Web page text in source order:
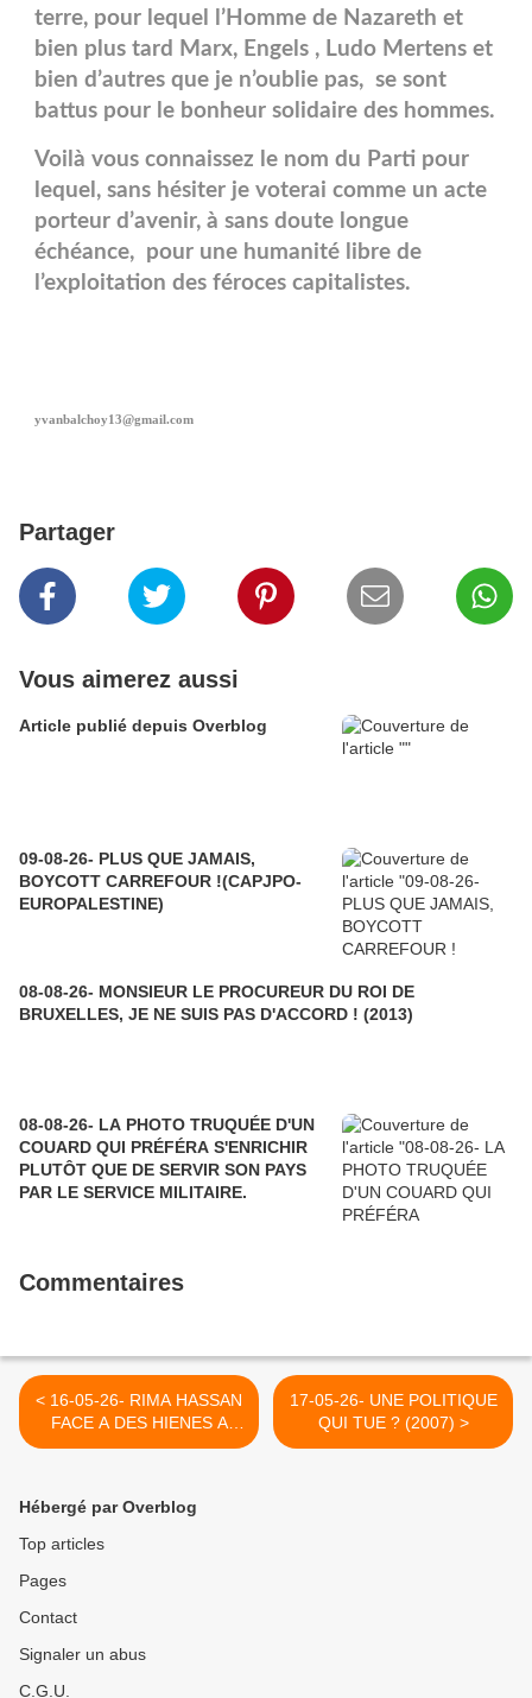
terre, pour lequel l’Homme de Nazareth et
bien plus tard Marx, Engels , Ludo Mertens et
bien d’autres que je n’oublie pas, se sont
battus pour le bonheur solidaire des hommes.
Voilà vous connaissez le nom du Parti pour
lequel, sans hésiter je voterai comme un acte
porteur d’avenir, à sans doute longue
échéance, pour une humanité libre de
l’exploitation des féroces capitalistes.
yvanbalchoy13@gmail.com
Partager
Vous aimerez aussi
Article publié depuis Overblog
09-08-26- PLUS QUE JAMAIS,
BOYCOTT CARREFOUR !(CAPJPO-
EUROPALESTINE)
08-08-26- MONSIEUR LE PROCUREUR DU ROI DE
BRUXELLES, JE NE SUIS PAS D'ACCORD ! (2013)
08-08-26- LA PHOTO TRUQUÉE D'UN
COUARD QUI PRÉFÉRA S'ENRICHIR
PLUTÔT QUE DE SERVIR SON PAYS
PAR LE SERVICE MILITAIRE.
Commentaires
< 16-05-26- RIMA HASSAN
FACE A DES HIENES A
PLUMES ET CAMERAS :
BOURGET - LE GRAND
17-05-26- UNE POLITIQUE
QUI TUE ? (2007) >
Hébergé par Overblog
Top articles
Pages
Contact
Signaler un abus
C.G.U.